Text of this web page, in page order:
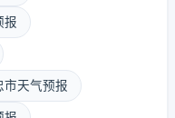
报
市天气预报